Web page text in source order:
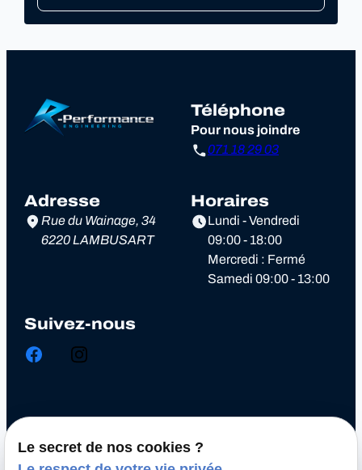
Téléphone
Pour nous joindre
071 18 29 03
Adresse
Rue du Wainage, 34
6220 LAMBUSART
Horaires
Lundi - Vendredi
09:00 - 18:00
Mercredi : Fermé
Samedi 09:00 - 13:00
Suivez-nous
Optimisation automobile
Le secret de nos cookies ?